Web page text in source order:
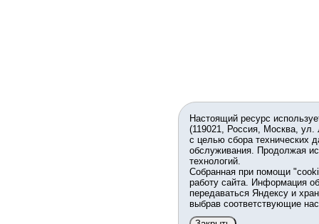
Настоящий ресурс
(119021, Россия, Москва,
с целью сбора технических
обслуживания. Продолжая
технологий.
Собранная при помощи
работу сайта. Информация
передаваться Яндексу и
выбрав соответствующие